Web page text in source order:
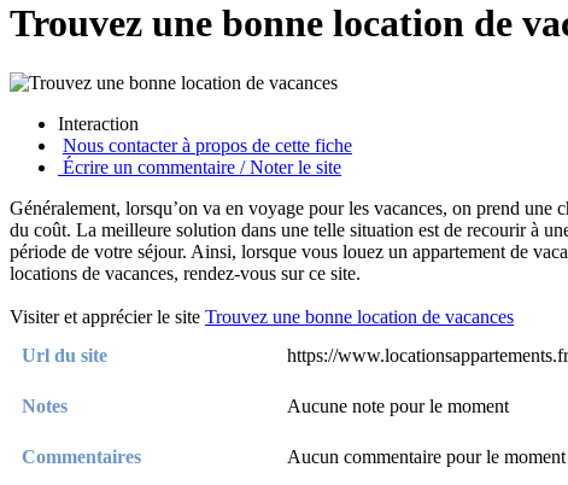
Trouvez une bonne location de
Interaction
Nous contacter à propos de cette fiche
Écrire un commentaire / Noter le site
Généralement, lorsqu’on va en voyage pour les vacances, on prend
du coût. La meilleure solution dans une telle situation est de recourir à
période de votre séjour. Ainsi, lorsque vous louez un appartement de
locations de vacances, rendez-vous sur ce site.
Visiter et apprécier le site Trouvez une bonne location de vacances
Url du site
https://
Notes Aucune note pour le moment
Commentaires Aucun commentaire pour le moment